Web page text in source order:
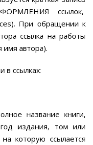
ссылок,
При обращении к
ссылка на работы
имя автора).
в ссылках:
название книги,
издания, том или
которую ссылается